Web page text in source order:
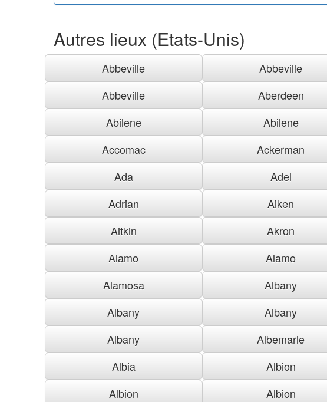
Autres lieux (Etats-Unis)
Abbeville Abbeville
Abbeville
Aberdeen
Abilene
Abilene
Accomac
Ackerman
Ada
Adel
Adrian
Aiken
Aitkin
Akron
Alamo
Alamo
Alamosa
Albany
Albany
Albany
Albany
Albemarle
Albia
Albion
Albion
Albion